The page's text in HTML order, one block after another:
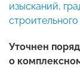
изысканий,
Уточнен
о